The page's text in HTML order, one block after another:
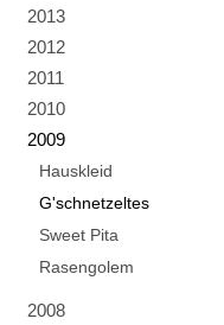
2013
2012
2011
2010
2009
Hauskleid
G'schnetzeltes
Sweet Pita
Rasengolem
2008